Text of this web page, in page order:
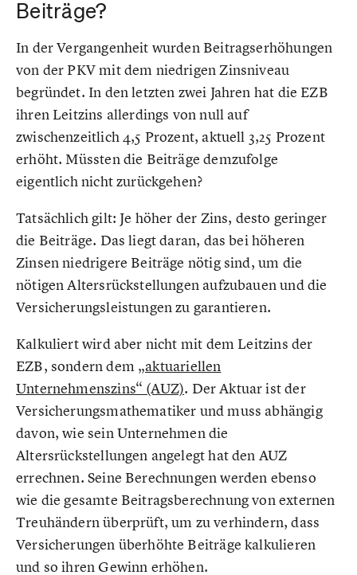
Beiträge?
In der Vergangenheit wurden Beitragserhöhungen
von der PKV mit dem niedrigen Zinsniveau
begründet. In den letzten zwei Jahren hat die EZB
ihren Leitzins allerdings von null auf
zwischenzeitlich 4,5 Prozent, aktuell 3,25 Prozent
erhöht. Müssten die Beiträge demzufolge
eigentlich nicht zurückgehen?
Tatsächlich gilt: Je höher der Zins, desto geringer
die Beiträge. Das liegt daran, das bei höheren
Zinsen niedrigere Beiträge nötig sind, um die
nötigen Altersrückstellungen aufzubauen und die
Versicherungsleistungen zu garantieren.
Kalkuliert wird aber nicht mit dem Leitzins der
EZB, sondern dem „aktuariellen
Unternehmenszins“ (AUZ). Der Aktuar ist der
Versicherungsmathematiker und muss abhängig
davon, wie sein Unternehmen die
Altersrückstellungen angelegt hat den AUZ
errechnen. Seine Berechnungen werden ebenso
wie die gesamte Beitragsberechnung von externen
Treuhändern überprüft, um zu verhindern, dass
Versicherungen überhöhte Beiträge kalkulieren
und so ihren Gewinn erhöhen.